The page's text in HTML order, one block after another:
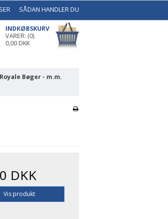
SÅDAN HANDLER DU
INDKØBSKURV
VARER: (0)
0,00 DKK
Royale Bøger - m.m.
DKK
Vis produkt